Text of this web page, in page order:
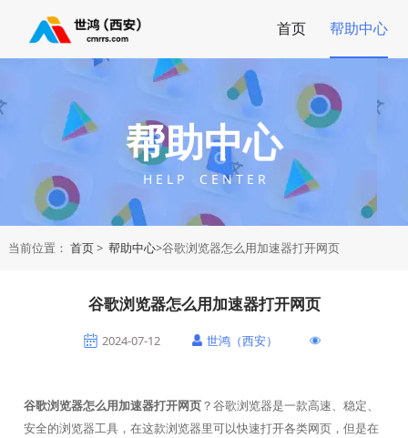
首页 帮助中心
帮助中心
H E L P C E N T E R
当前位置： 首页> 帮助中心>谷歌浏览器怎么用加速器打开网页
谷歌浏览器怎么用加速器打开网页
2024-07-12 世鸿（西安）
谷歌浏览器怎么用加速器打开网页？谷歌浏览器是一款高速、稳定、
安全的浏览器工具，在这款浏览器里可以快速打开各类网页，但是在